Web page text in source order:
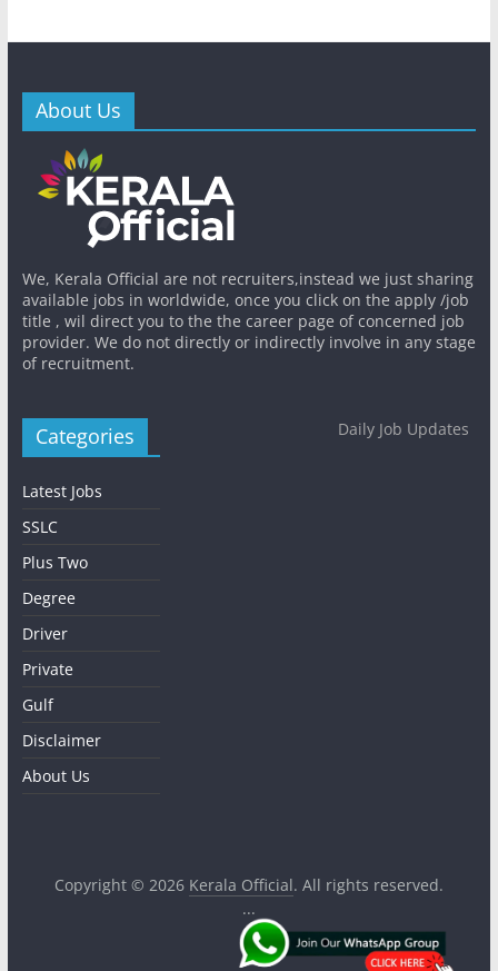
About Us
We, Kerala Official are not recruiters,instead we just sharing
available jobs in worldwide, once you click on the apply /job
title , wil direct you to the the career page of concerned job
provider. We do not directly or indirectly involve in any stage
of recruitment.
Categories
Latest Jobs
SSLC
Plus Two
Degree
Driver
Private
Gulf
Disclaimer
About Us
Daily Job Updates
Copyright © 2026 Kerala Official. All rights reserved.
...
.